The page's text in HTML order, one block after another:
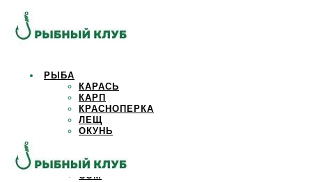
РЫБА
КАРАСЬ
КАРП
КРАСНОПЕРКА
ЛЕЩ
ОКУНЬ
САЗАН
СОМ